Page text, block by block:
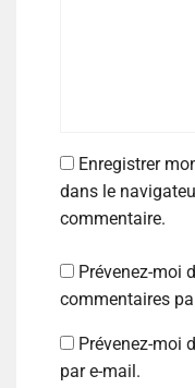
Enregistrer
dans le
commentaire.
Prévenez-moi
commentaires
Prévenez-moi
par e-mail.